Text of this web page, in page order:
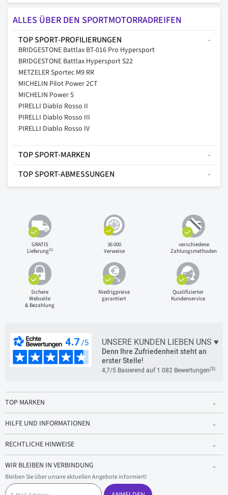
ALLES ÜBER DEN SPORTMOTORRADREIFEN
TOP SPORT-PROFILIERUNGEN
BRIDGESTONE Battlax BT-016 Pro Hypersport
BRIDGESTONE Battlax Hypersport S22
METZELER Sportec M9 RR
MICHELIN Pilot Power 2CT
MICHELIN Power 5
PIRELLI Diablo Rosso II
PIRELLI Diablo Rosso III
PIRELLI Diablo Rosso IV
TOP SPORT-MARKEN
TOP SPORT-ABMESSUNGEN
GRATIS
Lieferung(1)
36 000
Verweise
verschiedene
Zahlungsmethoden
Sichere
Webseite
& Bezahlung
Niedrigpreise
garantiert
Qualifizierter
Kundenservice
UNSERE KUNDEN LIEBEN UNS ♥
Denn Ihre Zufriedenheit steht an
erster Stelle!
4,7/5 Basierend auf 1 082 Bewertungen(3)
TOP MARKEN
HILFE UND INFORMATIONEN
RECHTLICHE HINWEISE
WIR BLEIBEN IN VERBINDUNG
Bleiben Sie über unsere aktuellen Angebote informiert!
E